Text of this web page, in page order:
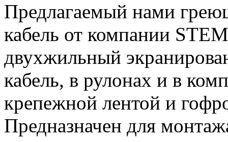
Предлагаемый нами
кабель от компании
двухжильный
кабель, в рулонах и в
крепежной лентой и
Предназначен для